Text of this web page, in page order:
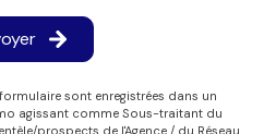
sont enregistrées dans un
agissant comme Sous-traitant du
prospects de l'Agence / du Réseau